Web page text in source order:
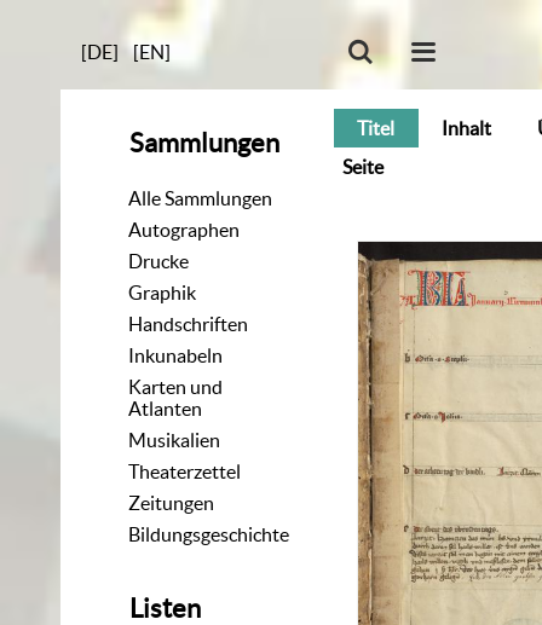
[DE] [EN]
Sammlungen
Alle Sammlungen
Autographen
Drucke
Graphik
Handschriften
Inkunabeln
Karten und
Atlanten
Musikalien
Theaterzettel
Zeitungen
Bildungsgeschichte
Listen
Titel Inhalt
Seite